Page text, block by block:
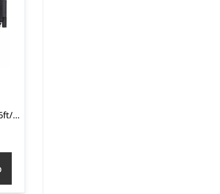
StarTech.com 6.6ft/2m USB to Null Modem Serial Adapter Cable FTDI RS232 – USB / serial cable – USB to DB-9 – 2 m